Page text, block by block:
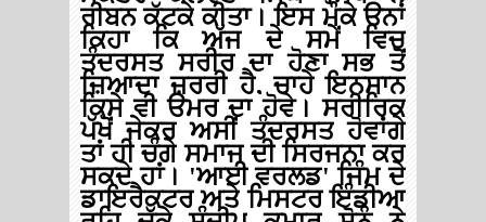
ਰੀਬਨ ਕੱਟਕੇ ਕੀਤਾ। ਇਸ ਮੌਕੇ ਉਨਾਂ
ਕਿਹਾ
ਕਿ ਅੱਜ ਦੇ ਸਮੇਂ
ਵਿਚ
ਤੰਦਰੁਸਤ ਸਰੀਰ ਦਾ ਹੋਣਾ ਸਭ ਤੋਂ
ਜ਼ਿਆਦਾ ਜ਼ਰੂਰੀ ਹੈ,ਚਾਹੇ ਇਨਸਾਨ
ਕਿਸੇ ਵੀ ਉਮਰ ਦਾ ਹੋਵੇ। ਸਰੀਰਿਕ
ਪੱਖੋਂ ਜੇਕਰ ਅਸੀਂ ਤੰਦਰੁਸਤ ਹੋਵਾਂਗੇ
ਤਾਂ ਹੀ ਚੰਗੇ ਸਮਾਜ ਦੀ ਸਿਰਜਨਾ ਕਰ
ਸਕਦੇ ਹਾਂ। 'ਆਈ ਵਰਲਡ'ਜਿੰਮ ਦੇ
ਡਾਇਰੈਕਟਰ ਅਤੇ ਮਿਸਟਰ ਇੰਡੀਆ